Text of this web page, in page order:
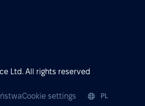
Ltd. All rights reserved
Cookie settings PL